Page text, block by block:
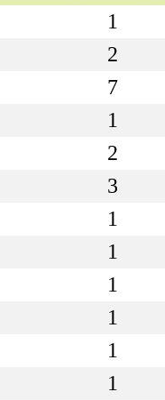
1
2
7
1
2
3
1
1
1
1
1
1